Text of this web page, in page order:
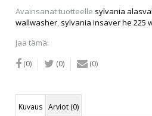
Wallwasher
2x26W
-
alasvalo
Avainsanat tuotteelle sylvania
wallwasher, sylvania insaver he 225
Jaa tämä:
(0) (0) (0)
Kuvaus Arviot (0)